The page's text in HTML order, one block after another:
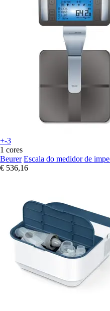
+-3
1 cores
Beurer Escala do medidor de
€ 536,16